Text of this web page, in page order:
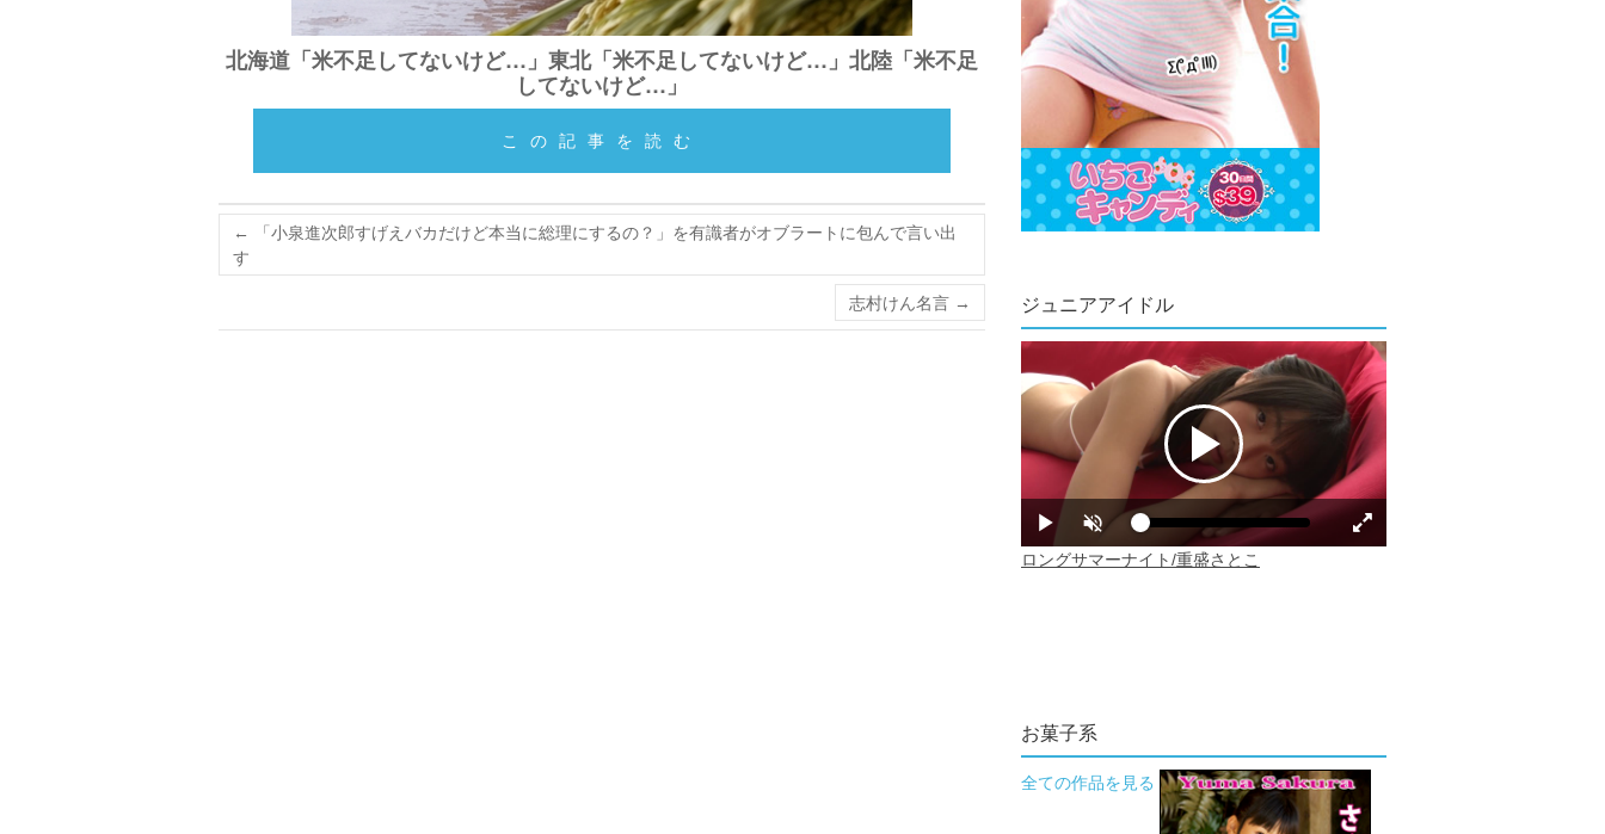
北海道「米不足してないけど…」東北「米不足してないけど…」北陸「米不足
してないけど…」
この記事を読む
←
「小泉進次郎すげえバカだけど本当に総理にするの？」を有識者がオブラートに包んで言い出
す
志村けん名言 → ジュニアアイドル
お菓子系
全ての作品を見る